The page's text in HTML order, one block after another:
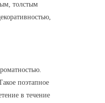
толстым
поэтапное
в течение